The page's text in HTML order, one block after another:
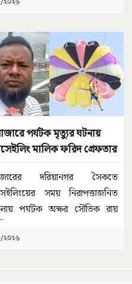
২০২৬
পর্যটক মৃত্যুর ঘটনায়
মালিক ফরিদ গ্রেফতার
দরিয়ানগর সৈকতে
সময় নিরাপত্তাজনিত
পর্যটক অক্ষর সৌভিক রায়
২০২৬